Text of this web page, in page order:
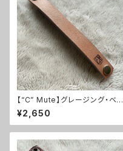
【“C” Mute】グレージング・ベー
ジュレザー【ギター・ベース兼用
ミュート】
¥2,650